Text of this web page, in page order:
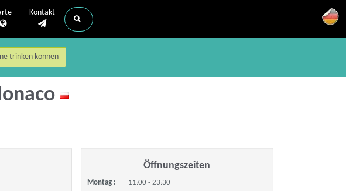
Kontakt
trinken können
Öffnungszeiten
Montag : 11:00 - 23:30